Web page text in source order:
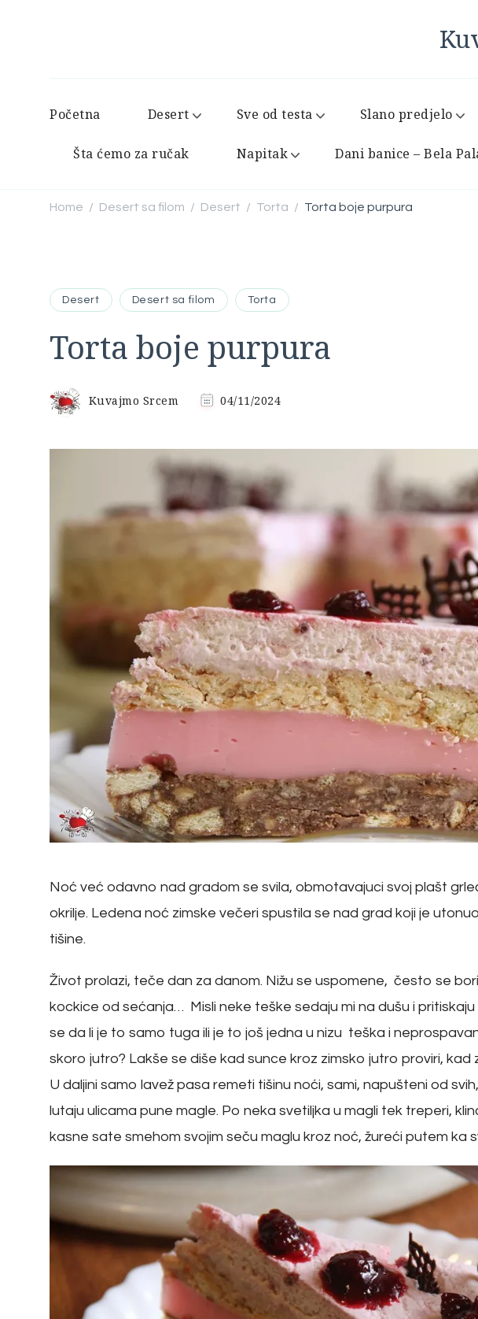
Početna Desert Sve od testa Slano predjelo
Šta ćemo za ručak Napitak Dani banice – Bela
Home / Desert sa filom / Desert / Torta / Torta boje purpura
Desert Desert sa filom Torta
Torta boje purpura
Kuvajmo Srcem 04/11/2024
Noć već odavno nad gradom se svila, obmotavajuci svoj plašt
okrilje. Ledena noć zimske večeri spustila se nad grad koji je
tišine.
Život prolazi, teče dan za danom. Nižu se uspomene, često se
kockice od sećanja… Misli neke teške sedaju mi na dušu i pritiskaju
se da li je to samo tuga ili je to još jedna u nizu teška i
skoro jutro? Lakše se diše kad sunce kroz zimsko jutro proviri, kad
U daljini samo lavež pasa remeti tišinu noći, sami, napušteni od
lutaju ulicama pune magle. Po neka svetiljka u magli tek treperi,
kasne sate smehom svojim seču maglu kroz noć, žureći putem ka